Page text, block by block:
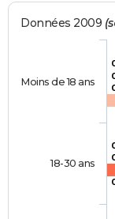
Données 2009
Moins de 18 ans
18-30 ans